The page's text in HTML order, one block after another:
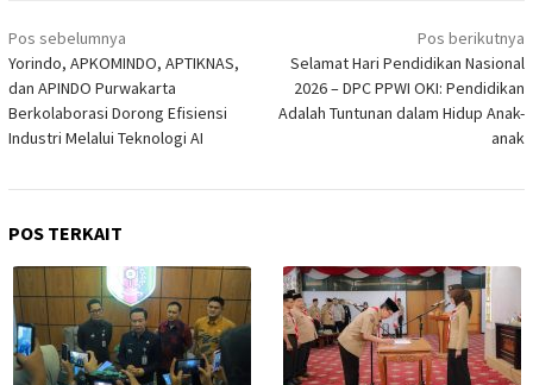
Navigasi
pos
Pos sebelumnya
Yorindo, APKOMINDO, APTIKNAS,
dan APINDO Purwakarta
Berkolaborasi Dorong Efisiensi
Industri Melalui Teknologi AI
Pos berikutnya
Selamat Hari Pendidikan Nasional
2026 – DPC PPWI OKI: Pendidikan
Adalah Tuntunan dalam Hidup Anak-
anak
POS TERKAIT